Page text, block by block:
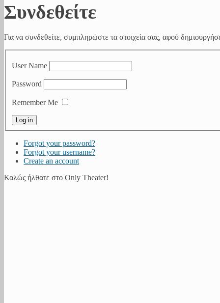
Συνδεθείτε
Για να συνδεθείτε, συμπληρώστε τα στοιχεία σας, αφού
User Name
Password
Remember Me
Forgot your password?
Forgot your username?
Create an account
Καλώς ήλθατε στο Only Theater!